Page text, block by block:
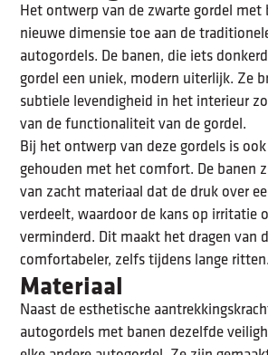
Het ontwerp van de zwarte gordel met
nieuwe dimensie toe aan de
autogordels. De banen, die iets
gordel een uniek, modern uiterlijk. Ze
subtiele levendigheid in het interieur
van de functionaliteit van de gordel.
Bij het ontwerp van deze gordels is
gehouden met het comfort. De banen
van zacht materiaal dat de druk over
verdeelt, waardoor de kans op irritatie
verminderd. Dit maakt het dragen van
comfortabeler, zelfs tijdens lange ritten.
Materiaal
Naast de esthetische
autogordels met banen dezelfde